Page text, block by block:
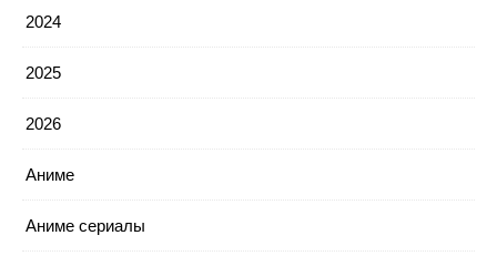
2024
2025
2026
Аниме
Аниме сериалы